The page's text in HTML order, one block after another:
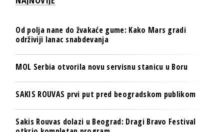
Od polja nane do žvakaće gume: Kako Mars gradi
održiviji lanac snabdevanja
MOL Serbia otvorila novu servisnu stanicu u Boru
SAKIS ROUVAS prvi put pred beogradskom publikom
Sakis Rouvas dolazi u Beograd: Dragi Bravo Festival